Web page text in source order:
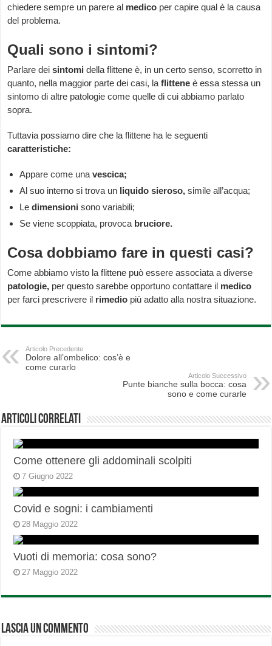
chiedere sempre un parere al medico per capire qual è la causa
del problema.
Quali sono i sintomi?
Parlare deisintomi della flittene è, in un certo senso, scorretto in
quanto, nella maggior parte dei casi, laflittene è essa stessa un
sintomo di altre patologie come quelle di cui abbiamo parlato
sopra.
Tuttavia possiamo dire che la flittene ha le seguenti
caratteristiche:
Appare come unavescica;
Al suo interno si trova un liquido sieroso, simile all’acqua;
Ledimensioni sono variabili;
Se viene scoppiata, provoca bruciore.
Cosa dobbiamo fare in questi casi?
Come abbiamo visto la flittene può essere associata a diverse
patologie, per questo sarebbe opportuno contattare il medico
per farci prescrivere il rimedio più adatto alla nostra situazione.
Articolo Precedente
Dolore all’ombelico: cos’è e
come curarlo
Articolo Successivo
Punte bianche sulla bocca: cosa
sono e come curarle
Articoli correlati
Come ottenere gli addominali scolpiti
7 Giugno 2022
Covid e sogni: i cambiamenti
28 Maggio 2022
Vuoti di memoria: cosa sono?
27 Maggio 2022
Lascia un commento